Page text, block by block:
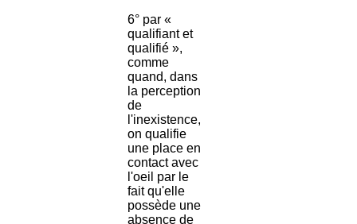
6° par «
qualifiant et
qualifié »,
comme
quand, dans
la perception
de
l'inexistence,
on qualifie
une place en
contact avec
l'oeil par le
fait qu'elle
possède une
absence de